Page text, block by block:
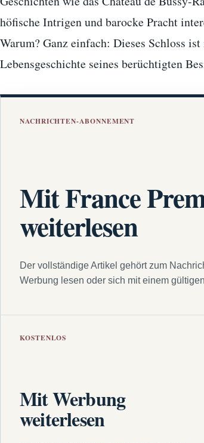
höfische Intrigen und barocke Pracht
Warum? Ganz einfach: Dieses Schloss
Lebensgeschichte seines berüchtigten
NACHRICHTEN-ABONNEMENT
Mit France
weiterlesen
Der vollständige Artikel gehört zum
Werbung lesen oder sich mit einem
KOSTENLOS
Mit Werbung
weiterlesen